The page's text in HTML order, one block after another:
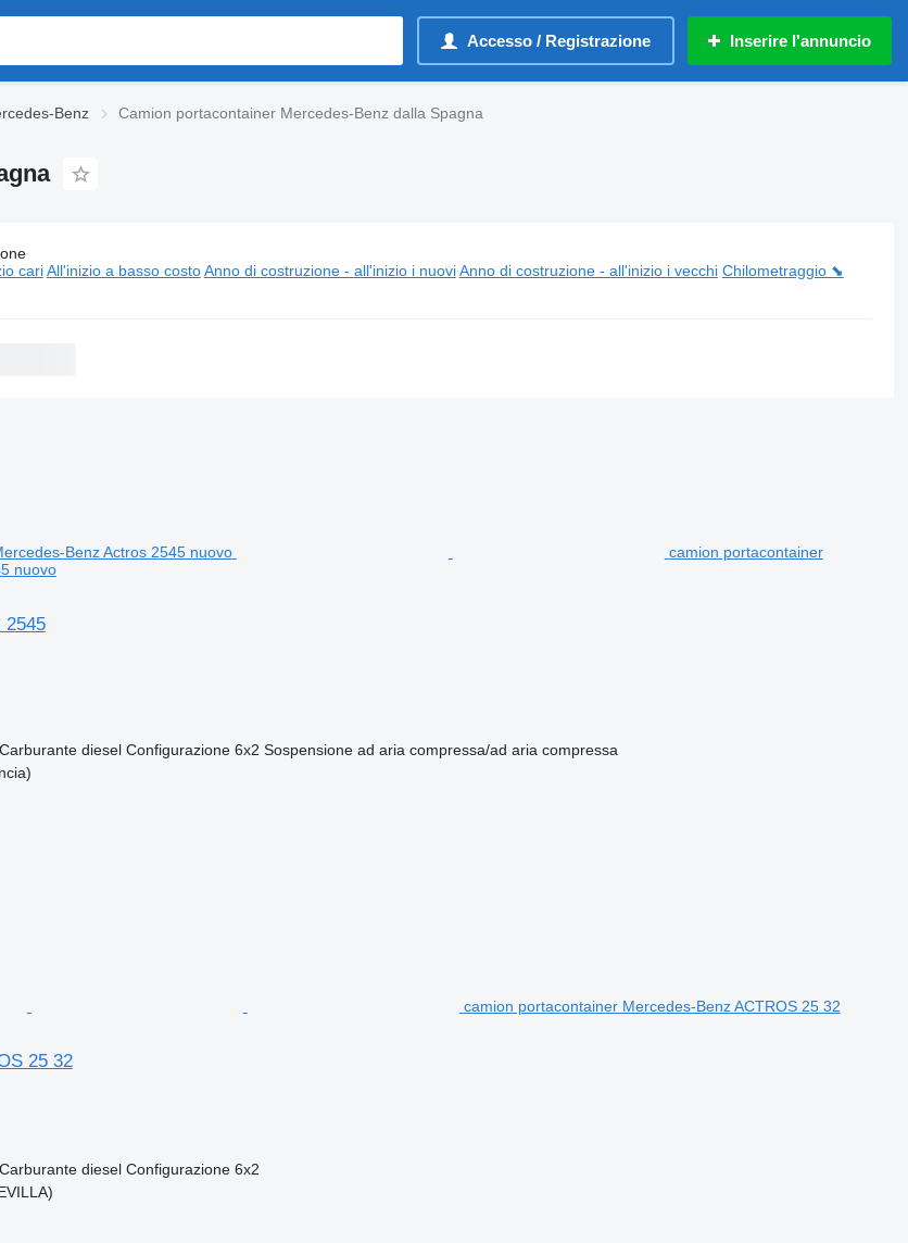
Accesso / Registrazione Inserire l'annuncio
Benz Camion portacontainer Mercedes-Benz dalla Spagna
Mercedes-Benz dalla Spagna
cari All'inizio a basso costo Anno di costruzione - all'inizio i nuovi Anno di costruzione - all'inizio i vecchi Chilometraggio ⬊
camion portacontainer
nuovo
2545
Carburante diesel Configurazione 6x2 Sospensione ad aria compressa/ad aria compressa
camion portacontainer Mercedes-Benz ACTROS 25 32
25 32
Carburante diesel Configurazione 6x2